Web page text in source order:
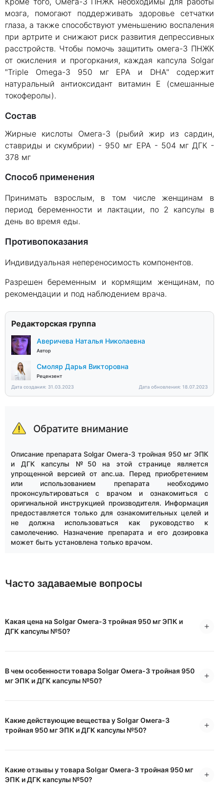
мозга, помогают поддерживать здоровье сетчатки
глаза, а также способствуют уменьшению воспаления
при артрите и снижают риск развития депрессивных
расстройств. Чтобы помочь защитить омега-3 ПНЖК
от окисления и прогоркания, каждая капсула Solgar
"Triple Omega-3 950 мг EPA и DHA" содержит
натуральный антиоксидант витамин Е (смешанные
токоферолы).
Состав
Жирные кислоты Омега-3 (рыбий жир из сардин,
ставриды и скумбрии) - 950 мг EPA - 504 мг ДГК -
378 мг
Способ применения
Принимать взрослым, в том числе женщинам в
период беременности и лактации, по 2 капсулы в
день во время еды.
Противопоказания
Индивидуальная непереносимость компонентов.
Разрешен беременным и кормящим женщинам, по
рекомендации и под наблюдением врача.
Редакторская группа
Аверичева Наталья Николаевна
Автор
Смоляр Дарья Викторовна
Рецензент
Дата создания: 31.03.2023
Дата обновления: 18.07.2023
Обратите внимание
Описание препарата Solgar Омега-3 тройная 950 мг ЭПК
и ДГК капсулы №50 на этой странице является
упрощенной версией от anc.ua. Перед приобретением
или использованием препарата необходимо
проконсультироваться с врачом и ознакомиться с
оригинальной инструкцией производителя. Информация
предоставляется только для ознакомительных целей и
не должна использоваться как руководство к
самолечению. Назначение препарата и его дозировка
может быть установлена только врачом.
Часто задаваемые вопросы
Какая цена на Solgar Омега-3 тройная 950 мг ЭПК и
ДГК капсулы №50?
В чем особенности товара Solgar Омега-3 тройная 950
мг ЭПК и ДГК капсулы №50?
Какие действующие вещества у Solgar Омега-3
тройная 950 мг ЭПК и ДГК капсулы №50?
Какие отзывы у товара Solgar Омега-3 тройная 950 мг
ЭПК и ДГК капсулы №50?